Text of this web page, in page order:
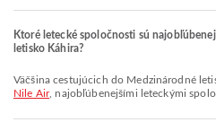
Ktoré letecké spoločnosti sú
letisko Káhira?
Väčšina cestujúcich do Medzinárodné
Nile Air, najobľúbenejšími leteckými